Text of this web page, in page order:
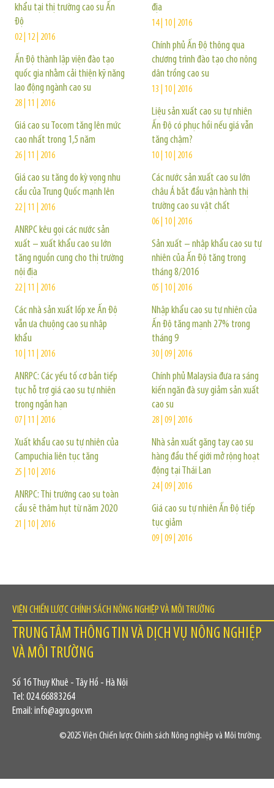
khẩu tại thị trường cao su Ấn
Độ
02 | 12 | 2016
Ấn Độ thành lập viện đào tạo
quốc gia nhằm cải thiện kỹ năng
lao động ngành cao su
28 | 11 | 2016
Giá cao su Tocom tăng lên mức
cao nhất trong 1,5 năm
26 | 11 | 2016
Giá cao su tăng do kỳ vọng nhu
cầu của Trung Quốc mạnh lên
22 | 11 | 2016
ANRPC kêu gọi các nước sản
xuất – xuất khẩu cao su lớn
tăng nguồn cung cho thị trường
nội địa
22 | 11 | 2016
Các nhà sản xuất lốp xe Ấn Độ
vẫn ưa chuộng cao su nhập
khẩu
10 | 11 | 2016
ANRPC: Các yếu tố cơ bản tiếp
tục hỗ trợ giá cao su tự nhiên
trong ngắn hạn
07 | 11 | 2016
Xuất khẩu cao su tự nhiên của
Campuchia liên tục tăng
25 | 10 | 2016
ANRPC: Thị trường cao su toàn
cầu sẽ thâm hụt từ năm 2020
21 | 10 | 2016
địa
14 | 10 | 2016
Chính phủ Ấn Độ thông qua
chương trình đào tạo cho nông
dân trồng cao su
13 | 10 | 2016
Liệu sản xuất cao su tự nhiên
Ấn Độ có phục hồi nếu giá vẫn
tăng chậm?
10 | 10 | 2016
Các nước sản xuất cao su lớn
châu Á bắt đầu vận hành thị
trường cao su vật chất
06 | 10 | 2016
Sản xuất – nhập khẩu cao su tự
nhiên của Ấn Độ tăng trong
tháng 8/2016
05 | 10 | 2016
Nhập khẩu cao su tự nhiên của
Ấn Độ tăng mạnh 27% trong
tháng 9
30 | 09 | 2016
Chính phủ Malaysia đưa ra sáng
kiến ngăn đà suy giảm sản xuất
cao su
28 | 09 | 2016
Nhà sản xuất găng tay cao su
hàng đầu thế giới mở rộng hoạt
động tại Thái Lan
24 | 09 | 2016
Giá cao su tự nhiên Ấn Độ tiếp
tục giảm
09 | 09 | 2016
VIỆN CHIẾN LƯỢC CHÍNH SÁCH NÔNG NGHIỆP VÀ MÔI TRƯỜNG
TRUNG TÂM THÔNG TIN VÀ DỊCH VỤ NÔNG NGHIỆP
VÀ MÔI TRƯỜNG
Số 16 Thụy Khuê - Tây Hồ - Hà Nội
Tel: 024.66883264
Email: info@agro.gov.vn
©2025 Viện Chiến lược Chính sách Nông nghiệp và Môi trường.